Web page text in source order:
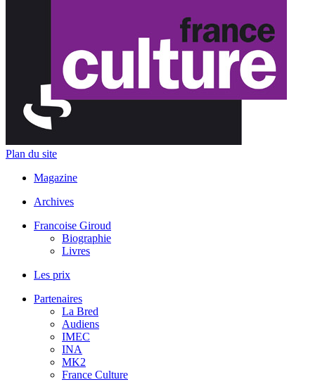
Plan du site
Magazine
Archives
Francoise Giroud
Biographie
Livres
Les prix
Partenaires
La Bred
Audiens
IMEC
INA
MK2
France Culture